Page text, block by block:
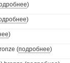
)
)
)
(подробнее)